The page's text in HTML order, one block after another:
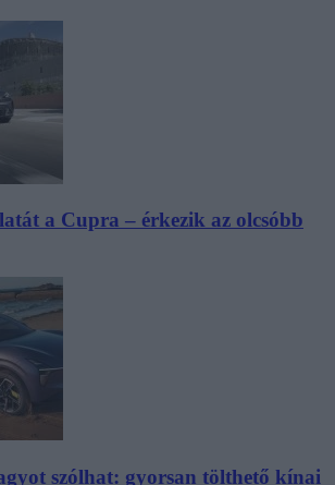
a Cupra – érkezik az olcsóbb
szólhat: gyorsan tölthető kínai